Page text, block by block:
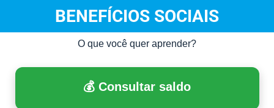
BENEFÍCIOS SOCIAIS
O que você quer aprender?
💰 Consultar saldo